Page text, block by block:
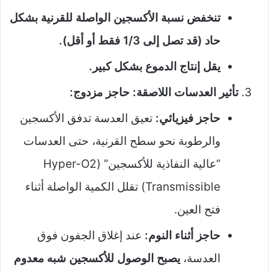
تنخفض نسبة الأكسجين الواصلة للقرنية بشكل
حاد (قد تصل إلى 1/3 فقط أو أقل).
يقل إنتاج الدموع بشكل كبير.
تأثير العدسات اللاصقة: حاجز مزدوج:
حاجز فيزيائي: تعيق العدسة تدفق الأكسجين
والرطوبة نحو سطح القرنية، حتى العدسات
“عالية النفاذية للأكسجين” (Hyper-O2
Transmissible) تقلل الكمية الواصلة أثناء
فتح العين.
حاجز أثناء النوم: عند إغلاق الجفون فوق
العدسة، يصبح الوصول للأكسجين شبه معدوم